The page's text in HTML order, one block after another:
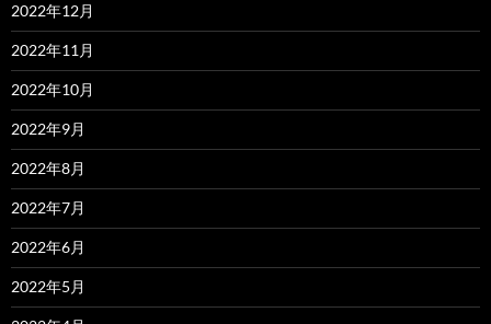
2022年12月
2022年11月
2022年10月
2022年9月
2022年8月
2022年7月
2022年6月
2022年5月